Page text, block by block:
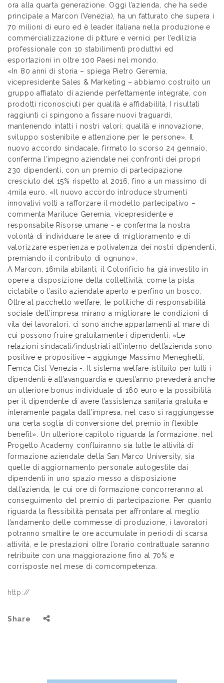
ora alla quarta generazione. Oggi l’azienda, che ha sede
principale a Marcon (Venezia), ha un fatturato che supera i
70 milioni di euro ed è leader italiana nella produzione e
commercializzazione di pitture e vernici per l’edilizia
professionale con 10 stabilimenti produttivi ed
esportazioni in oltre 100 Paesi nel mondo.
«In 80 anni di storia – spiega Pietro Geremia,
vicepresidente Sales & Marketing – abbiamo costruito un
gruppo affiatato di aziende perfettamente integrate, con
prodotti riconosciuti per qualità e affidabilità. I risultati
raggiunti ci spingono a fissare nuovi traguardi,
mantenendo intatti i nostri valori: qualità e innovazione,
sviluppo sostenibile e attenzione per le persone». Il
nuovo accordo sindacale, firmato lo scorso 24 gennaio,
conferma l’impegno aziendale nei confronti dei propri
230 dipendenti, con un premio di partecipazione
cresciuto del 15% rispetto al 2016, fino a un massimo di
4mila euro. «Il nuovo accordo introduce strumenti
innovativi volti a rafforzare il modello partecipativo –
commenta Mariluce Geremia, vicepresidente e
responsabile Risorse umane - e conferma la nostra
volontà di individuare le aree di miglioramento e di
valorizzare esperienza e polivalenza dei nostri dipendenti,
premiando il contributo di ognuno».
A Marcon, 16mila abitanti, il Colorificio ha già investito in
opere a disposizione della collettività, come la pista
ciclabile o l’asilo aziendale aperto e perfino un bosco.
Oltre al pacchetto welfare, le politiche di responsabilità
sociale dell’impresa mirano a migliorare le condizioni di
vita dei lavoratori: ci sono anche appartamenti al mare di
cui possono fruire gratuitamente i dipendenti. «Le
relazioni sindacali/industriali all’interno dell’azienda sono
positive e propositive – aggiunge Massimo Meneghetti,
Femca Cisl Venezia -. Il sistema welfare istituito per tutti i
dipendenti è all’avanguardia e quest’anno prevederà anche
un ulteriore bonus individuale di 160 euro e la possibilità
per il dipendente di avere l’assistenza sanitaria gratuita e
interamente pagata dall’impresa, nel caso si raggiungesse
una certa soglia di conversione del premio in flexible
benefit». Un ulteriore capitolo riguarda la formazione: nel
Progetto Academy confluiranno sia tutte le attività di
formazione aziendale della San Marco University, sia
quelle di aggiornamento personale autogestite dai
dipendenti in uno spazio messo a disposizione
dall’azienda, le cui ore di formazione concorreranno al
conseguimento del premio di partecipazione. Per quanto
riguarda la flessibilità pensata per affrontare al meglio
l’andamento delle commesse di produzione, i lavoratori
potranno smaltire le ore accumulate in periodi di scarsa
attività, e le prestazioni oltre l’orario contrattuale saranno
retribuite con una maggiorazione fino al 70% e
corrisposte nel mese di comcompetenza.
http://
Share